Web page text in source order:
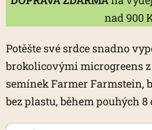
nad 900
Potěšte své srdce snadno
brokolicovými microgreens
semínek Farmer Farmstein,
bez plastu, během pouhých 8